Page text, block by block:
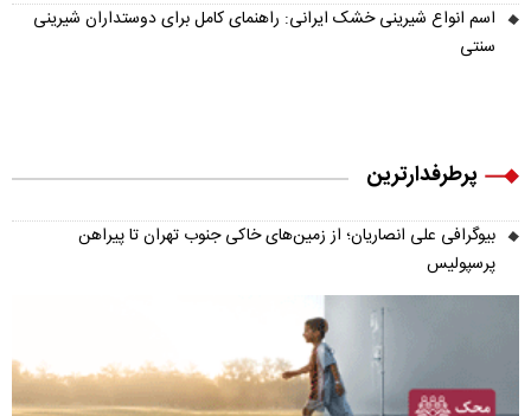
اسم انواع شیرینی خشک ایرانی: راهنمای کامل برای دوستداران شیرینی
سنتی
پرطرفدارترین
بیوگرافی علی انصاریان؛ از زمین‌های خاکی جنوب تهران تا پیراهن
پرسپولیس